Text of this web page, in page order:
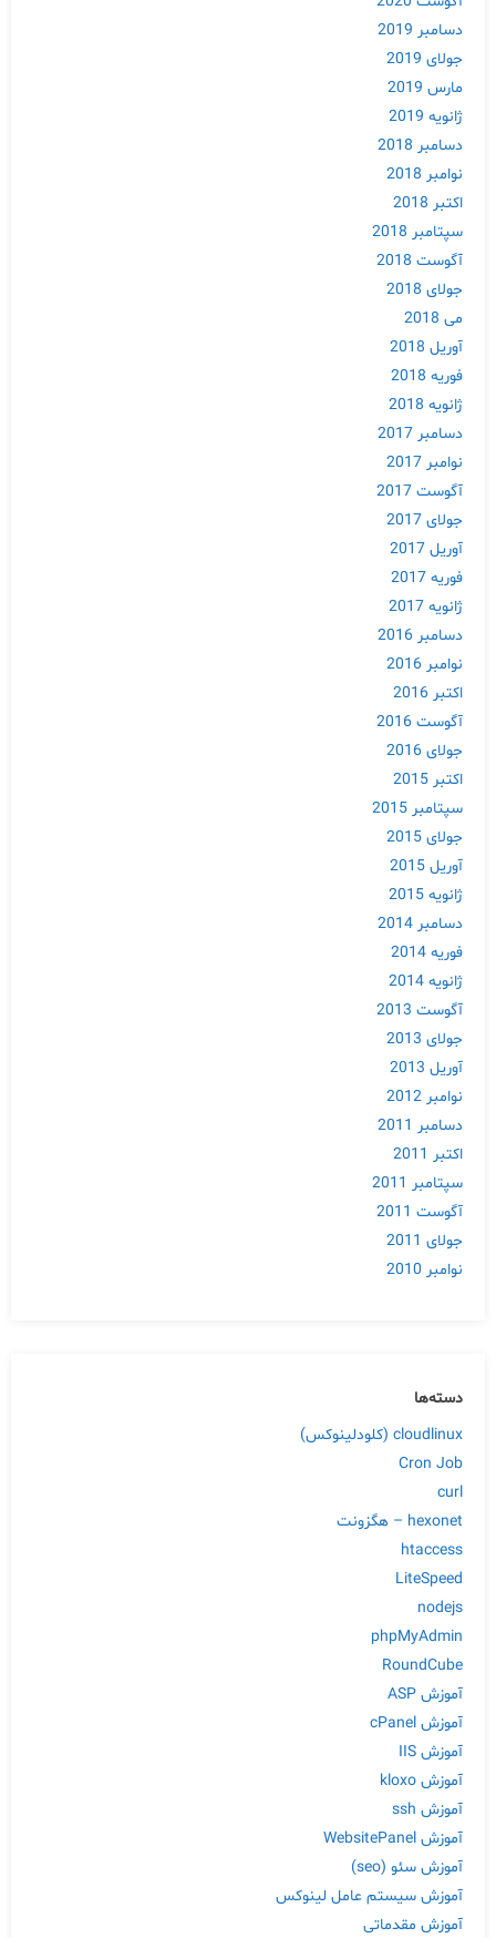
دسامبر 2019
جولای 2019
مارس 2019
ژانویه 2019
دسامبر 2018
نوامبر 2018
اکتبر 2018
سپتامبر 2018
آگوست 2018
جولای 2018
می 2018
آوریل 2018
فوریه 2018
ژانویه 2018
دسامبر 2017
نوامبر 2017
آگوست 2017
جولای 2017
آوریل 2017
فوریه 2017
ژانویه 2017
دسامبر 2016
نوامبر 2016
اکتبر 2016
آگوست 2016
جولای 2016
اکتبر 2015
سپتامبر 2015
جولای 2015
آوریل 2015
ژانویه 2015
دسامبر 2014
فوریه 2014
ژانویه 2014
آگوست 2013
جولای 2013
آوریل 2013
نوامبر 2012
دسامبر 2011
اکتبر 2011
سپتامبر 2011
آگوست 2011
جولای 2011
نوامبر 2010
دسته‌ها
cloudlinux (کلودلینوکس)
Cron Job
curl
hexonet – هگزونت
htaccess
LiteSpeed
nodejs
phpMyAdmin
RoundCube
آموزش ASP
آموزش cPanel
آموزش IIS
آموزش kloxo
آموزش ssh
آموزش WebsitePanel
آموزش سئو (seo)
آموزش سیستم عامل لینوکس
آموزش مقدماتی